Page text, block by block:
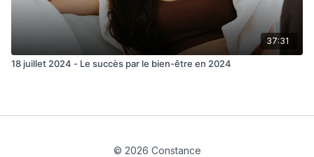
37:31
18 juillet 2024 - Le succès par le bien-être en 2024
© 2026 Constance